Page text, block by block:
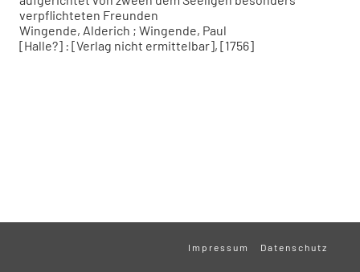
verpflichteten Freunden
Wingende, Alderich ; Wingende, Paul
[Halle?] : [Verlag nicht ermittelbar], [1756]
Impressum Datenschutz